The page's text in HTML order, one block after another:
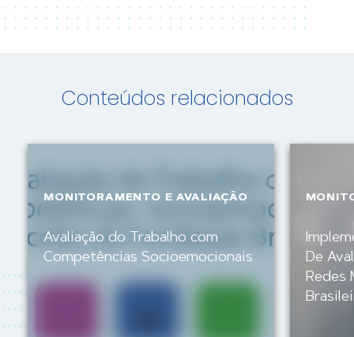
Conteúdos relacionados
MONITORAMENTO E AVALIAÇÃO
Avaliação do Trabalho com
Competências Socioemocionais
De
Redes